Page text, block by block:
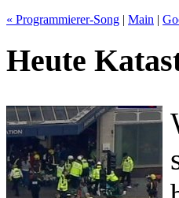
« Programmierer-Song | Main |
Heute